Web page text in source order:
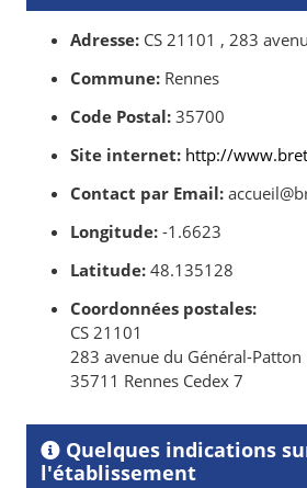
Adresse: CS 21101 , 283
Commune: Rennes
Code Postal: 35700
Site internet: http://
Contact par Email:
Longitude: -1.6623
Latitude: 48.135128
Coordonnées postales:
CS 21101
283 avenue du Général-Patton
35711 Rennes Cedex 7
Quelques indications
l'établissement